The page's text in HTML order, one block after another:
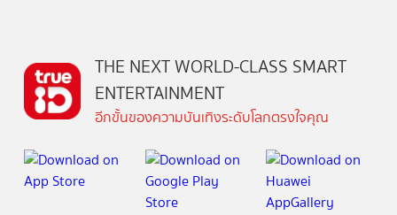
THE NEXT WORLD-CLASS SMART
ENTERTAINMENT
อีกขั้นของความบันเทิงระดับโลกตรงใจคุณ